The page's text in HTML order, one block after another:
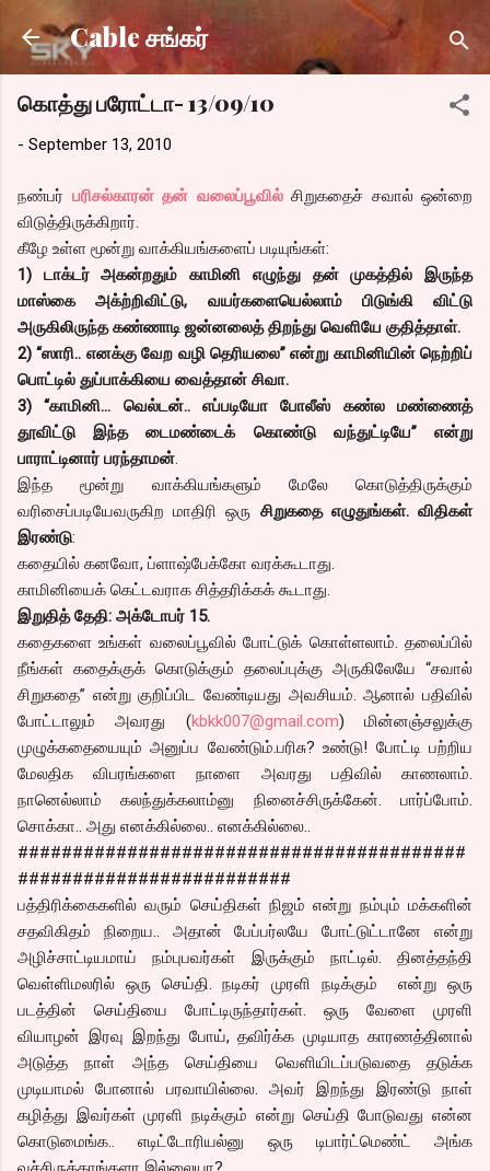
Skip to main content
Cable சங்கர்
கொத்து பரோட்டா- 13/09/10
- September 13, 2010
நண்பர் பரிசல்காரன் தன் வலைப்பூவில்சிறுகதைச் சவால் ஒன்றை
விடுத்திருக்கிறார்.
கீழே உள்ள மூன்று வாக்கியங்களைப் படியுங்கள்:
1) டாக்டர் அகன்றதும் காமினி எழுந்து தன் முகத்தில் இருந்த
மாஸ்கை அக்ற்றிவிட்டு, வயர்களையெல்லாம் பிடுங்கி விட்டு
அருகிலிருந்த கண்ணாடி ஜன்னலைத் திறந்து வெளியே குதித்தாள்.
2) “ஸாரி.. எனக்கு வேற வழி தெரியலை” என்று காமினியின் நெற்றிப்
பொட்டில் துப்பாக்கியை வைத்தான் சிவா.
3) “காமினி... வெல்டன்.. எப்படியோ போலீஸ் கண்ல மண்ணைத்
தூவிட்டு இந்த டைமண்டைக் கொண்டு வந்துட்டியே” என்று
பாராட்டினார் பரந்தாமன்
இந்த மூன்று வாக்கியங்களும் மேலே கொடுத்திருக்கும்
வரிசைப்படியேவருகிற மாதிரி ஒரு சிறுகதை எழுதுங்கள். விதிகள்
இரண்டு:
கதையில் கனவோ, ப்ளாஷ்பேக்கோ வரக்கூடாது.
காமினியைக் கெட்டவராக சித்தரிக்கக் கூடாது.
இறுதித் தேதி: அக்டோபர் 15.
கதைகளை உங்கள் வலைப்பூவில் போட்டுக் கொள்ளலாம். தலைப்பில்
நீங்கள் கதைக்குக் கொடுக்கும் தலைப்புக்கு அருகிலேயே “சவால்
சிறுகதை” என்று குறிப்பிட வேண்டியது அவசியம். ஆனால் பதிவில்
போட்டாலும் அவரது (kbkk007@gmail.com) மின்னஞ்சலுக்கு
முழுக்கதையையும் அனுப்ப வேண்டும்.பரிசு? உண்டு! போட்டி பற்றிய
மேலதிக விபரங்களை நாளை அவரது பதிவில் காணலாம்.
நானெல்லாம் கலந்துக்கலாம்னு நினைச்சிருக்கேன். பார்ப்போம்.
சொக்கா.. அது எனக்கில்லை.. எனக்கில்லை..
#########################################
#########################
பத்திரிக்கைகளில் வரும் செய்திகள் நிஜம் என்று நம்பும் மக்களின்
சதவிகிதம் நிறைய.. அதான் பேப்பர்லயே போட்டுட்டானே என்று
அழிச்சாட்டியமாய் நம்புபவர்கள் இருக்கும் நாட்டில். தினத்தந்தி
வெள்ளிமலரில் ஒரு செய்தி. நடிகர் முரளி நடிக்கும் என்று ஒரு
படத்தின் செய்தியை போட்டிருந்தார்கள். ஒரு வேளை முரளி
வியாழன் இரவு இறந்து போய், தவிர்க்க முடியாத காரணத்தினால்
அடுத்த நாள் அந்த செய்தியை வெளியிடப்படுவதை தடுக்க
முடியாமல் போனால் பரவாயில்லை. அவர் இறந்து இரண்டு நாள்
கழித்து இவர்கள் முரளி நடிக்கும் என்று செய்தி போடுவது என்ன
கொடுமைங்க.. எடிட்டோரியல்னு ஒரு டிபார்ட்மெண்ட் அங்க